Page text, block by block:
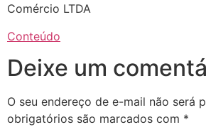
Comércio LTDA
Conteúdo
Deixe um
O seu endereço de e-mail não será
obrigatórios são marcados com *